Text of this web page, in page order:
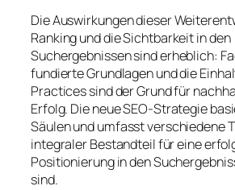
Die Auswirkungen dieser
Ranking und die Sichtbarkeit in den
Suchergebnissen sind erheblich:
fundierte Grundlagen und die
Practices sind der Grund für
Erfolg. Die neue SEO-Strategie
Säulen und umfasst verschiedene
integraler Bestandteil für eine
Positionierung in den
sind.